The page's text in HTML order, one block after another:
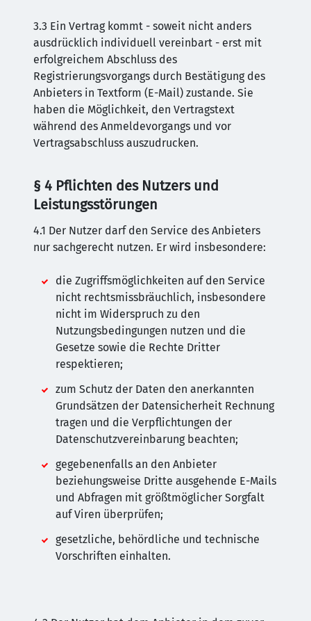
3.3 Ein Vertrag kommt - soweit nicht anders
ausdrücklich individuell vereinbart - erst mit
erfolgreichem Abschluss des
Registrierungsvorgangs durch Bestätigung des
Anbieters in Textform (E-Mail) zustande. Sie
haben die Möglichkeit, den Vertragstext
während des Anmeldevorgangs und vor
Vertragsabschluss auszudrucken.
§ 4 Pflichten des Nutzers und
Leistungsstörungen
4.1 Der Nutzer darf den Service des Anbieters
nur sachgerecht nutzen. Er wird insbesondere:
die Zugriffsmöglichkeiten auf den Service
nicht rechtsmissbräuchlich, insbesondere
nicht im Widerspruch zu den
Nutzungsbedingungen nutzen und die
Gesetze sowie die Rechte Dritter
respektieren;
zum Schutz der Daten den anerkannten
Grundsätzen der Datensicherheit Rechnung
tragen und die Verpflichtungen der
Datenschutzvereinbarung beachten;
gegebenenfalls an den Anbieter
beziehungsweise Dritte ausgehende E-Mails
und Abfragen mit größtmöglicher Sorgfalt
auf Viren überprüfen;
gesetzliche, behördliche und technische
Vorschriften einhalten.